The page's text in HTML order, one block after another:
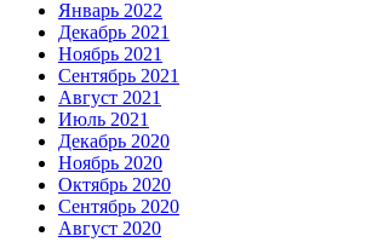
Январь 2022
Декабрь 2021
Ноябрь 2021
Сентябрь 2021
Август 2021
Июль 2021
Декабрь 2020
Ноябрь 2020
Октябрь 2020
Сентябрь 2020
Август 2020